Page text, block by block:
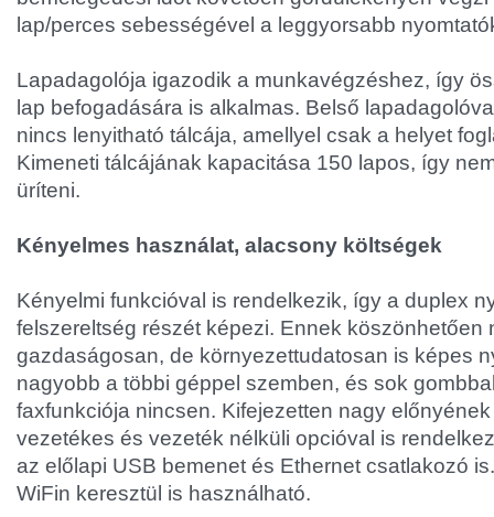
lap/perces sebességével a leggyorsabb
Lapadagolója igazodik a munkavégzéshez, így
lap befogadására is alkalmas. Belső
nincs lenyitható tálcája, amellyel csak a helyet
Kimeneti tálcájának kapacitása 150 lapos, így
üríteni.
Kényelmes használat, alacsony költségek
Kényelmi funkcióval is rendelkezik, így a duplex
felszereltség részét képezi. Ennek köszönhetően
gazdaságosan, de környezettudatosan is képes
nagyobb a többi géppel szemben, és sok
faxfunkciója nincsen. Kifejezetten nagy
vezetékes és vezeték nélküli opcióval is
az előlapi USB bemenet és Ethernet csatlakozó
WiFin keresztül is használható.